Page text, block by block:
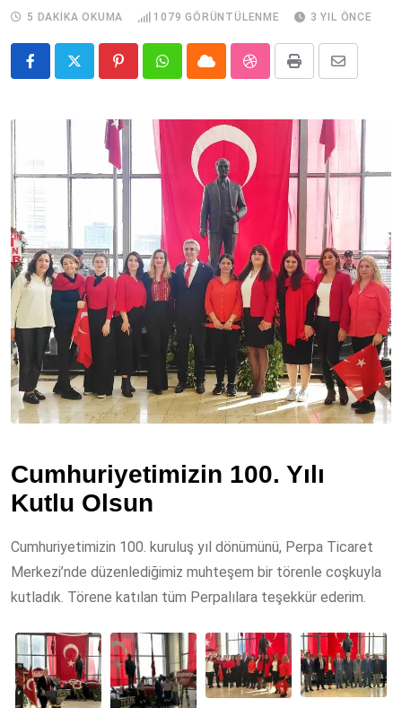
5 DAKIKA OKUMA
1079 GÖRÜNTÜLENME 3 YIL ÖNCE
PinterestWhatsappCloud StumbleUpon
Print
Share
Email
Cumhuriyetimizin 100. Yılı
Kutlu Olsun
Cumhuriyetimizin 100. kuruluş yıl dönümünü, Perpa Ticaret
Merkezi’nde düzenlediğimiz muhteşem bir törenle coşkuyla
kutladık. Törene katılan tüm Perpalılara teşekkür ederim.